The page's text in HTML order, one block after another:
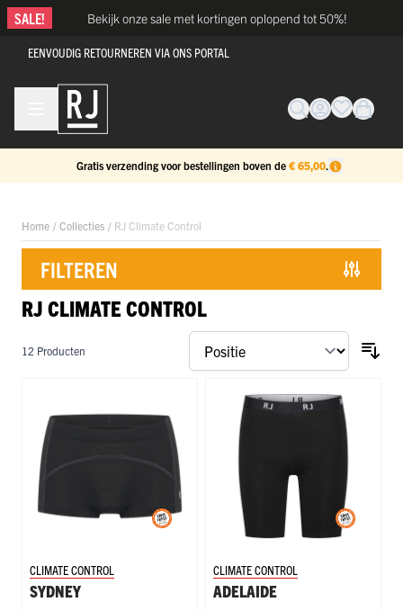
Ga naar de inhoud
SALE! Bekijk onze sale met kortingen oplopend tot 50%!
EENVOUDIG RETOURNEREN VIA ONS PORTAL
Gratis verzending voor bestellingen boven de € 65,00.
FILTEREN
Doorgaan naar productlijst
Home / Collecties / RJ Climate Control
RJ CLIMATE CONTROL
12 Producten
CLIMATE CONTROL
SYDNEY
CLIMATE CONTROL
ADELAIDE